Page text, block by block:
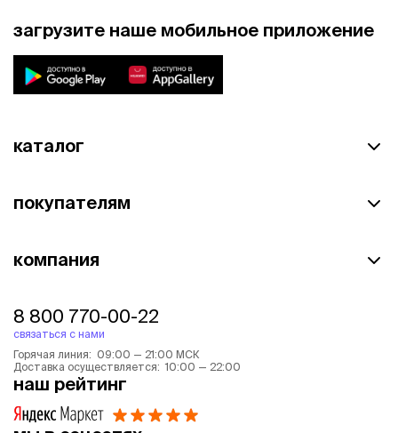
загрузите наше мобильное приложение
каталог
покупателям
компания
8 800 770-00-22
связаться с нами
Горячая линия: 09:00 — 21:00 МСК
Доставка осуществляется: 10:00 — 22:00
наш рейтинг